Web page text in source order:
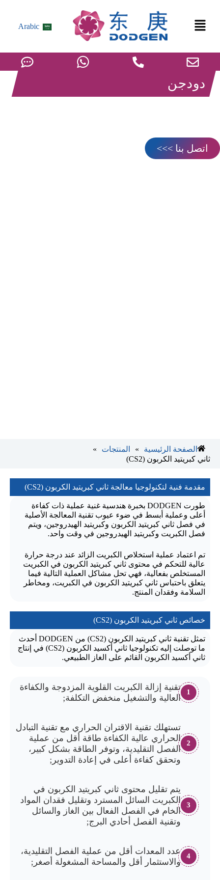
Arabic
دودجن
اتصل بنا >>>
الصفحة الرئيسية » المنتجات
»
ثاني كبريتيد الكربون (CS2)
مقدمة فنية لتكنولوجيا معالجة ثاني كبريتيد الكربون (CS2)
طورت DODGEN بخبرة هندسية غنية عملية ذات كفاءة
أعلى وعملية أبسط في ضوء عيوب تقنية المعالجة الأصلية
في فصل ثاني كبريتيد الكربون وكبريتيد الهيدروجين، ويتم
فصل الكبريت وكبريتيد الهيدروجين في وقت واحد.
تم اعتماد عملية استخلاص الكبريت الزائد عند درجة حرارة
عالية للتحكم في محتوى ثاني كبريتيد الكربون في الكبريت
المستخلص بفعالية، فهي تحل مشاكل العملية التالية فيما
يتعلق باحتباس ثاني كبريتيد الكربون في الكبريت، ومخاطر
السلامة وفقدان المنتج.
خصائص ثاني كبريتيد الكربون (CS2)
تمثل تقنية ثاني كبريتيد الكربون (CS2) من DODGEN أحدث
ما توصلت إليه تكنولوجيا ثاني أكسيد الكربون (CS2) في إنتاج
ثاني أكسيد الكربون القائم على الغاز الطبيعي.
1
تقنية إزالة الكبريت القلوية المزدوجة والكفاءة
العالية والتشغيل منخفض التكلفة;
2
تستهلك تقنية الاقتران الحراري مع تقنية التبادل
الحراري عالية الكفاءة طاقة أقل من عملية
الفصل التقليدية، وتوفر الطاقة بشكل كبير،
وتحقق كفاءة أعلى في إعادة التدوير;
3
يتم تقليل محتوى ثاني كبريتيد الكربون في
الكبريت السائل المسترد وتقليل فقدان المواد
الخام في الفصل الفعال بين الغاز والسائل
وتقنية الفصل أحادي البرج;
4
عدد المعدات أقل من عملية الفصل التقليدية،
والاستثمار أقل والمساحة المشغولة أصغر;